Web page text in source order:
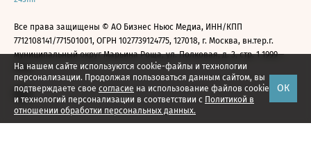
На нашем сайте используются cookie-файлы и технологии
персонализации. Продолжая пользоваться данным сайтом, вы
подтверждаете свое согласие на использование файлов cookie
и технологий персонализации в соответствии с Политикой в
отношении обработки персональных данных.
ОК
Все права защищены © АО Бизнес Ньюс Медиа, ИНН/КПП
7712108141/771501001, ОГРН 1027739124775, 127018, г. Москва, вн.тер.г.
муниципальный округ Марьина Роща, ул. Полковая, д. 3, стр. 1 1999—
2026